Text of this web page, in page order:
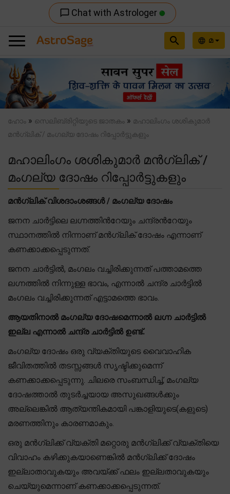
chat_bubble_outline Chat with Astrologer
language മ
search
Previous
ഹോം » സെലിബ്രിറ്റിയുടെ ജാതകം » മഹാലിംഗം ശശികുമാർ
മൻഗ്ലിക് / മംഗല്യ ദോഷം റിപ്പോർട്ടുകളും
മഹാലിംഗം ശശികുമാർ മൻഗ്ലിക് /
മംഗല്യ ദോഷം റിപ്പോർട്ടുകളും
മൻഗ്ലിക് വിശദാംശങ്ങൾ / മംഗല്യ ദോഷം
ജനന ചാർട്ടിലെ ലഗ്നത്തിന്‍റേയും ചന്ദ്രന്‍റേയും
സ്ഥാനത്തിൽ നിന്നാണ് മൻഗ്ലിക് ദോഷം എന്നാണ്
കണക്കാക്കപ്പെടുന്നത്.
ജനന ചാർട്ടിൽ, മംഗലം വച്ചിരിക്കുന്നത് പത്താമത്തെ
ലഗ്നത്തിൽ നിന്നുള്ള ഭാവം, എന്നാൽ ചന്ദ്ര ചാർട്ടിൽ
മംഗലം വച്ചിരിക്കുന്നത് എട്ടാമത്തെ ഭാവം.
ആയതിനാൽ മംഗല്യ ദോഷമെന്നാൽ ലഗ്ന ചാർട്ടിൽ
ഇല്ല എന്നാൽ ചന്ദ്ര ചാർട്ടിൽ ഉണ്ട്.
മംഗല്യ ദോഷം ഒരു വ്യക്തിയുടെ വൈവാഹിക
ജീവിതത്തിൽ തടസ്സങ്ങൾ സൃഷ്ടിക്കുമെന്ന്
കണക്കാക്കപ്പെടുന്നു. ചിലരെ സംബന്ധിച്ച്, മംഗല്യ
ദോഷത്താൽ തുടർച്ചയായ അസുഖങ്ങൾക്കും
അല്ലെങ്കിൽ ആത്യന്തികമായി പങ്കാളിയുടെ(കളുടെ)
മരണത്തിനും കാരണമാകും.
ഒരു മൻഗ്ലിക്ക് വ്യക്തി മറ്റൊരു മൻഗ്ലിക്ക് വ്യക്തിയെ
വിവാഹം കഴിക്കുകയാണെങ്കിൽ മൻഗ്ലിക്ക് ദോഷം
ഇല്ലാതാവുകയും അവയ്ക്ക് ഫലം ഇല്ലതാവുകയും
ചെയ്യുമെന്നാണ് കണക്കാക്കപ്പെടുന്നത്.